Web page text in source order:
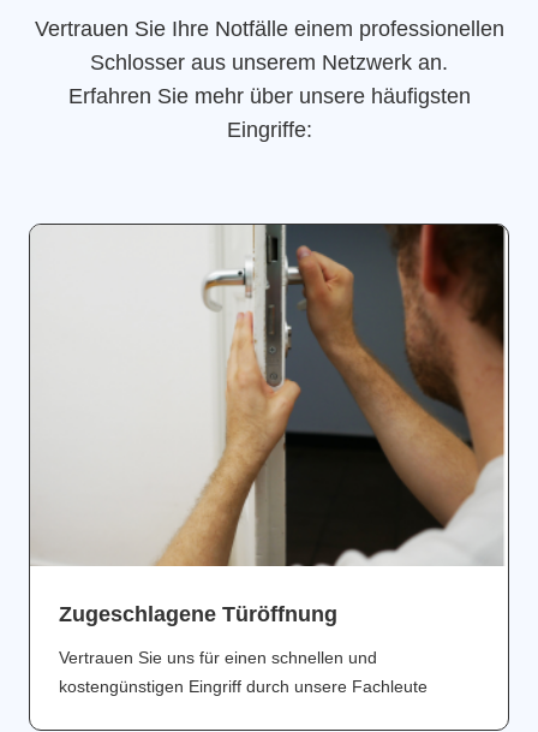
Vertrauen Sie Ihre Notfälle einem professionellen
Schlosser aus unserem Netzwerk an.
Erfahren Sie mehr über unsere häufigsten
Eingriffe:
Zugeschlagene Türöffnung
Vertrauen Sie uns für einen schnellen und
kostengünstigen Eingriff durch unsere Fachleute